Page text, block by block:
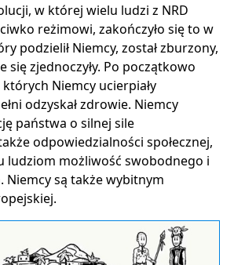
w której wielu ludzi z NRD
reżimowi, zakończyło się to w
podzielił Niemcy, został zburzony,
się zjednoczyły. Po początkowo
Niemcy ucierpiały
odzyskał zdrowie. Niemcy
państwa o silnej sile
odpowiedzialności społecznej,
ludziom możliwość swobodnego i
Niemcy są także wybitnym